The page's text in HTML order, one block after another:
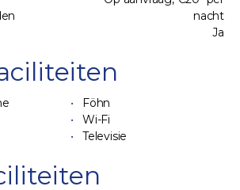
nacht
Ja
Föhn
Wi-Fi
Televisie